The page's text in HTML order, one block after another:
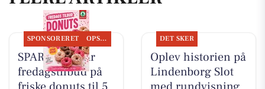
SPONSORERET OPSLAGSTAVLEN
SPAR Visse har
fredagstilbud på
DET SKER
Oplev historien på
Lindenborg Slot